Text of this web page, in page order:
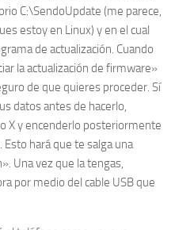
C:\SendoUpdate (me parece,
estoy en Linux) y en el cual
de actualización. Cuando
la actualización de firmware»
de que quieres proceder. Sí
datos antes de hacerlo,
X y encenderlo posteriormente
hará que te salga una
Una vez que la tengas,
por medio del cable USB que